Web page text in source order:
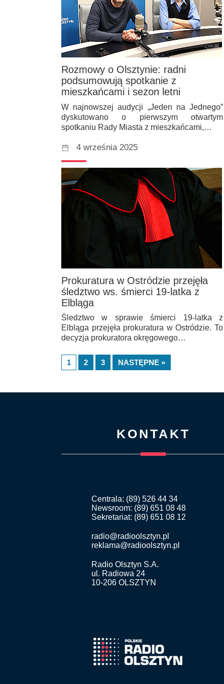
Rozmowy o Olsztynie: radni
podsumowują spotkanie z
mieszkańcami i sezon letni
W najnowszej audycji „Jeden na Jednego”
dyskutowano o pierwszym otwartym
spotkaniu Rady Miasta z mieszkańcami,…
4 września 2025
Prokuratura w Ostródzie przejęła
śledztwo ws. śmierci 19-latka z
Elbląga
Śledztwo w sprawie śmierci 19-latka z
Elbląga przejęła prokuratura w Ostródzie. To
decyzja prokuratora okręgowego…
1 2 3 NASTĘPNE »
KONTAKT
Centrala: (89) 526 44 34
Newsroom: (89) 651 08 48
Sekretariat: (89) 651 08 12
radio@radioolsztyn.pl
reklama@radioolsztyn.pl
Radio Olsztyn S.A.
ul. Radiowa 24
10-206 OLSZTYN